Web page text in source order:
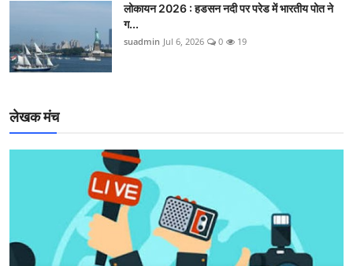
लोकायन 2026 : हडसन नदी पर परेड में भारतीय पोत ने
ग...
suadmin Jul 6, 2026 0 19
लेखक मंच